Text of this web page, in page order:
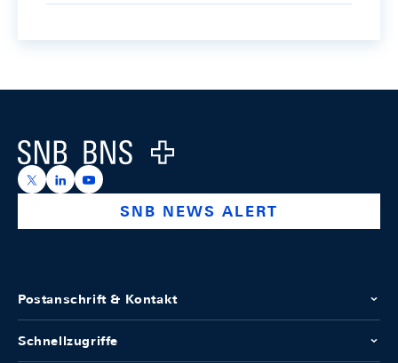
Logo
https://x.com/snb_bns
https://ch.linkedin.com/company/swiss-national-
https://www.youtube.com/@swissnationalbank
SNB NEWS ALERT
Postanschrift & Kontakt
Schnellzugriffe